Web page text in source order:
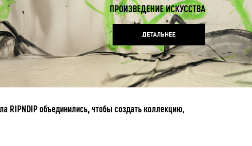
ПРОИЗВЕДЕНИЕ ИСКУССТВА
ДЕТАЛЬНЕЕ
RIPNDIP объединились, чтобы создать коллекцию,